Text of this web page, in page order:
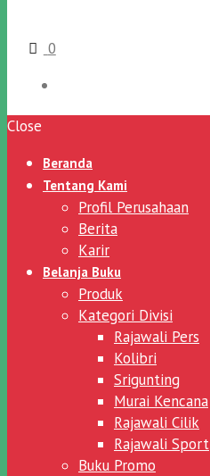
0
Close
Beranda
Tentang Kami
Profil Perusahaan
Berita
Karir
Belanja Buku
Produk
Kategori Divisi
Rajawali Pers
Kolibri
Srigunting
Murai Kencana
Rajawali Cilik
Rajawali Sport
Buku Promo